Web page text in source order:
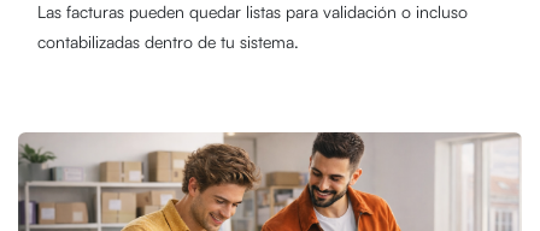
Las facturas pueden quedar listas para validación o incluso
contabilizadas dentro de tu sistema.